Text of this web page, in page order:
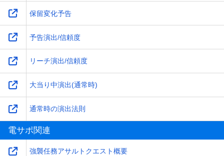
保留変化予告
予告演出/信頼度
リーチ演出/信頼度
大当り中演出(通常時)
通常時の演出法則
電サポ関連
強襲任務アサルトクエスト概要